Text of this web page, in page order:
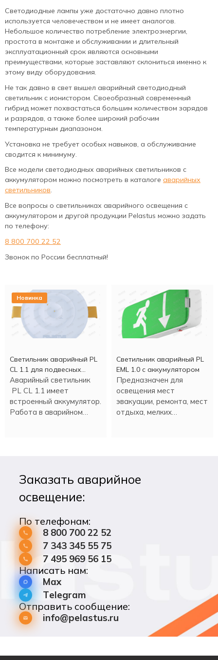
Светодиодные лампы уже достаточно давно плотно
используется человечеством и не имеет аналогов.
Небольшое количество потребление электроэнергии,
простота в монтаже и обслуживании и длительный
эксплуатационный срок являются основными
преимуществами, которые заставляют склониться именно к
этому виду оборудования.
Не так давно в свет вышел аварийный светодиодный
светильник с ионистором. Своеобразный современный
гибрид может похвастаться большим количеством зарядов
и разрядов, а также более широкий рабочим
температурным диапазоном.
Установка не требует особых навыков, а обслуживание
сводится к минимуму.
Все модели светодиодных аварийных светильников с
аккумулятором можно посмотреть в каталоге аварийных
светильников.
Все вопросы о светильниках аварийного освещения с
аккумулятором и другой продукции Pelastus можно задать
по телефону:
8 800 700 22 52
Звонок по России бесплатный!
Новинка
Светильник аварийный PL
CL 1.1 для подвесных
потолков
Аварийный светильник
PL CL 1.1 имеет
встроенный аккумулятор.
Работа в аварийном
Светильник аварийный PL
EML 1.0 с аккумулятором
Предназначен для
освещения мест
эвакуации, ремонта, мест
отдыха, мелких
Заказать аварийное
освещение:
По телефонам:
8 800 700 22 52
7 343 345 55 75
7 495 969 56 15
Написать нам:
Max
Telegram
Отправить сообщение:
info@pelastus.ru